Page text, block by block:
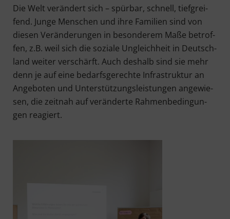
Die Welt ver­än­dert sich – spür­bar, schnell, tief­grei­
fend. Jun­ge Men­schen und ihre Fami­li­en sind von
die­sen Ver­än­de­run­gen in beson­de­rem Maße betrof­
fen, z.B. weil sich die sozia­le Ungleich­heit in Deutsch­
land wei­ter ver­schärft. Auch des­halb sind sie mehr
denn je auf eine bedarfs­ge­rech­te Infra­struk­tur an
Ange­bo­ten und Unter­stüt­zungs­leis­tun­gen ange­wie­
sen, die zeit­nah auf ver­än­der­te Rah­men­be­din­gun­
gen reagiert.